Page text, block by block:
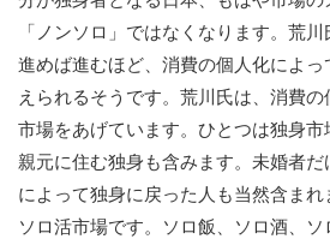
「ノンソロ」ではなくなります。荒
進めば進むほど、消費の個人化によ
えられるそうです。荒川氏は、消費
市場をあげています。ひとつは独身市
親元に住む独身も含みます。未婚者だ
によって独身に戻った人も当然含まれ
ソロ活市場です。ソロ飯、ソロ酒、